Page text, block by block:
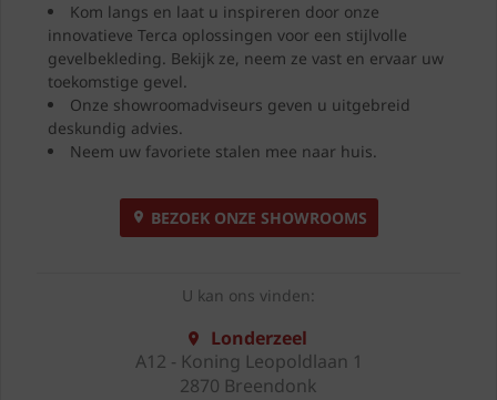
Kom langs en laat u inspireren door onze
innovatieve Terca oplossingen voor een stijlvolle
gevelbekleding. Bekijk ze, neem ze vast en ervaar uw
toekomstige gevel.
Onze showroomadviseurs geven u uitgebreid
deskundig advies.
Neem uw favoriete stalen mee naar huis.
BEZOEK ONZE SHOWROOMS
U kan ons vinden:
Londerzeel
A12 - Koning Leopoldlaan 1
2870 Breendonk